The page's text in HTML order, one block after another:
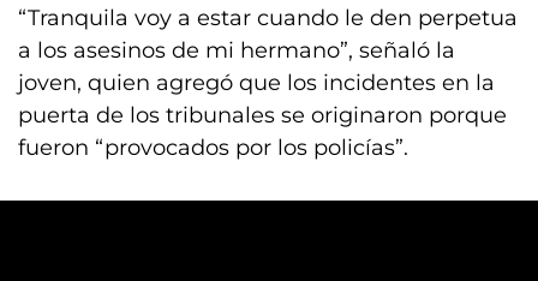
“Tranquila voy a estar cuando le den perpetua
a los asesinos de mi hermano”, señaló la
joven, quien agregó que los incidentes en la
puerta de los tribunales se originaron porque
fueron “provocados por los policías”.